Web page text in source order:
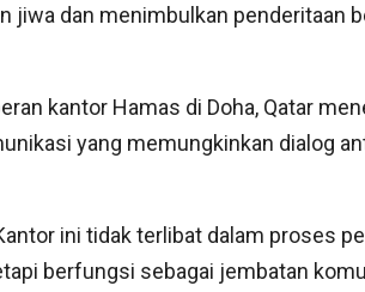
jiwa dan menimbulkan penderitaan
kantor Hamas di Doha, Qatar
yang memungkinkan dialog
ini tidak terlibat dalam proses
berfungsi sebagai jembatan